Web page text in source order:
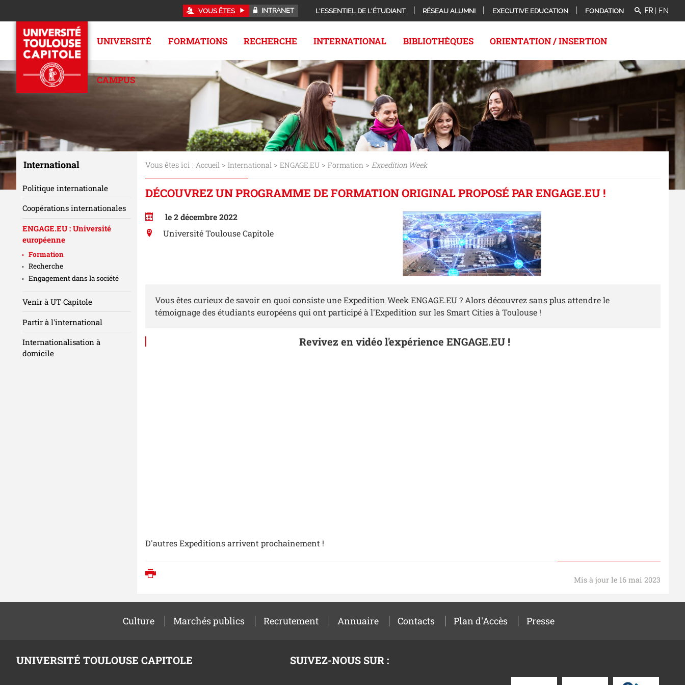
VOUS ÊTES INTRANET L'ESSENTIEL DE L'ÉTUDIANT RÉSEAU ALUMNI EXECUTIVE EDUCATION FONDATION FR EN
UNIVERSITÉ FORMATIONS RECHERCHE INTERNATIONAL BIBLIOTHÈQUES ORIENTATION / INSERTION
CAMPUS
Vous êtes ici : Accueil> International> ENGAGE.EU> Formation> Expedition Week
DÉCOUVREZ UN PROGRAMME DE FORMATION ORIGINAL PROPOSÉ PAR ENGAGE.EU !
le 2 décembre 2022
Université Toulouse Capitole
Vous êtes curieux de savoir en quoi consiste une Expedition Week ENGAGE.EU ? Alors découvrez sans plus attendre le
témoignage des étudiants européens qui ont participé à l'Expedition sur les Smart Cities à Toulouse !
Revivez en vidéo l'expérience ENGAGE.EU !
D'autres Expeditions arrivent prochainement !
Mis à jour le 16 mai 2023
International
Politique internationale
Coopérations internationales
ENGAGE.EU : Université
européenne
Formation
Recherche
Engagement dans la société
Venir à UT Capitole
Partir à l'international
Internationalisation à
domicile
Culture Marchés publics Recrutement Annuaire Contacts Plan d'Accès Presse
UNIVERSITÉ TOULOUSE CAPITOLE SUIVEZ-NOUS SUR :